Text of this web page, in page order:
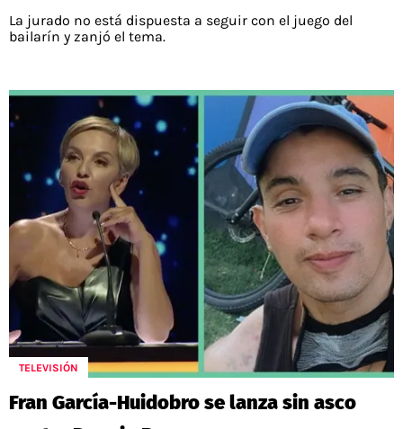
La jurado no está dispuesta a seguir con el juego del
bailarín y zanjó el tema.
TELEVISIÓN
Fran García-Huidobro se lanza sin asco